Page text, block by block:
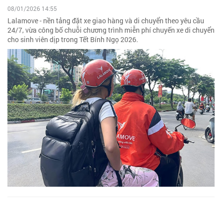
08/01/2026 14:55
Lalamove - nền tảng đặt xe giao hàng và di chuyển theo yêu cầu
24/7, vừa công bố chuỗi chương trình miễn phí chuyến xe di chuyển
cho sinh viên dịp trong Tết Bính Ngọ 2026.